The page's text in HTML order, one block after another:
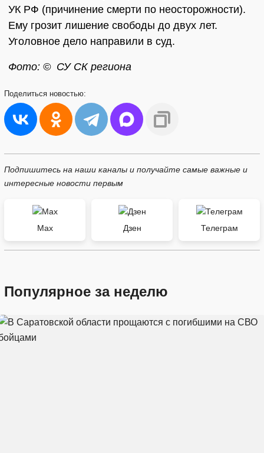
УК РФ (причинение смерти по неосторожности).
Ему грозит лишение свободы до двух лет.
Уголовное дело направили в суд.
Фото: © СУ СК региона
Поделиться новостью:
Подпишитесь на наши каналы и получайте самые важные и
интересные новости первым
Max Дзен Телеграм
Популярное за неделю